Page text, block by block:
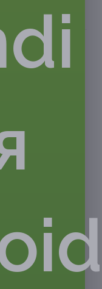
Вопросы
или
количество
руб. вместо
бровей
по телефону;
чем на 15 минут,
администрацию